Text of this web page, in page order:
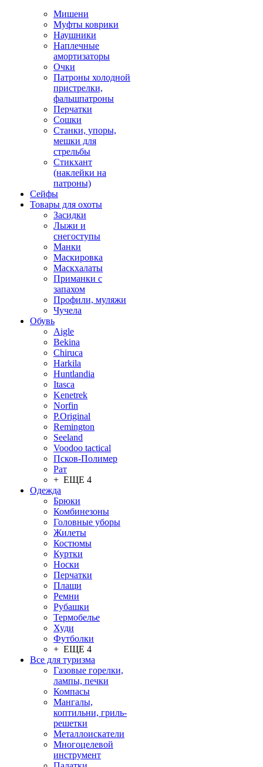
Мишени
Муфты коврики
Наушники
Наплечные
амортизаторы
Очки
Патроны холодной
пристрелки,
фальшпатроны
Перчатки
Сошки
Станки, упоры,
мешки для
стрельбы
Стикхант
(наклейки на
патроны)
Сейфы
Товары для охоты
Засидки
Лыжи и
снегоступы
Манки
Маскировка
Маскхалаты
Приманки с
запахом
Профили, муляжи
Чучела
Обувь
Aigle
Bekina
Chiruсa
Harkila
Huntlandia
Itasca
Kenetrek
Norfin
P.Original
Remington
Seeland
Voodoo tactical
Псков-Полимер
Рат
+ ЕЩЕ 4
Одежда
Брюки
Комбинезоны
Головные уборы
Жилеты
Костюмы
Куртки
Носки
Перчатки
Плащи
Ремни
Рубашки
Термобелье
Худи
Футболки
+ ЕЩЕ 4
Все для туризма
Газовые горелки,
лампы, печки
Компасы
Мангалы,
коптильни, гриль-
решетки
Металлоискатели
Многоцелевой
инструмент